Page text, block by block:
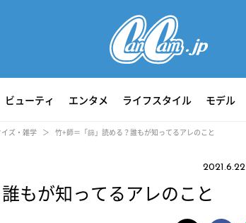
ビューティ エンタメ ライフスタイル モデル
ズ・雑学 竹+師＝「篩」読める？誰もが知ってるアレのこと
2021.6.22
もが知ってるアレのこと